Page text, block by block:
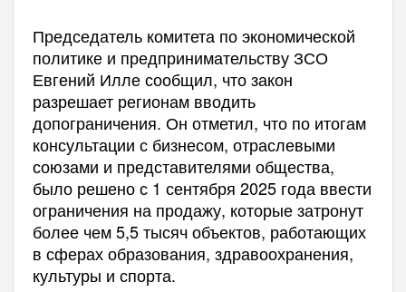
Председатель комитета по экономической
политике и предпринимательству ЗСО
Евгений Илле сообщил, что закон
разрешает регионам вводить
допограничения. Он отметил, что по итогам
консультации с бизнесом, отраслевыми
союзами и представителями общества,
было решено с 1 сентября 2025 года ввести
ограничения на продажу, которые затронут
более чем 5,5 тысяч объектов, работающих
в сферах образования, здравоохранения,
культуры и спорта.